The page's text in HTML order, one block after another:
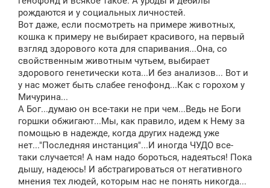
рождаются и у социальных личностей.
Вот даже, если посмотреть на примере животных,
кошка к примеру не выбирает красивого, на первый
взгляд здорового кота для спаривания...Она, со
свойственным животным чутьем, выбирает
здорового генетически кота...И без анализов... Вот и
у нас может быть слабее генофонд...Как с горохом у
Мичурина...
А Бог...думаю он все-таки не при чем...Ведь не Боги
горшки обжигают...Мы, как правило, идем к Нему за
помощью в надежде, когда других надежд уже
нет..."Последняя инстанция"...И иногда ЧУДО все-
таки случается! А нам надо бороться, надеяться! Пока
дышу, надеюсь! И абстрагироваться от негативного
мнения тех людей, которым нас не понять никогда...